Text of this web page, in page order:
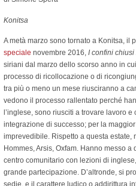
Konitsa
A metà marzo sono tornato a Konitsa, il
speciale novembre 2016, I confini
siriani dal marzo dello scorso anno in
processo di ricollocazione o di
tra più o meno un mese riusciranno a
vedono il processo rallentato perché
l’inglese, sono riusciti a trovare lavoro
integrazione di successo; per la
imprevedibile. Rispetto a questa estate,
Hommes, Arsis, Oxfam. Hanno messo
centro comunitario con lezioni di
grande partecipazione. D’altronde, si
sedie, e il carattere ludico o addirittura